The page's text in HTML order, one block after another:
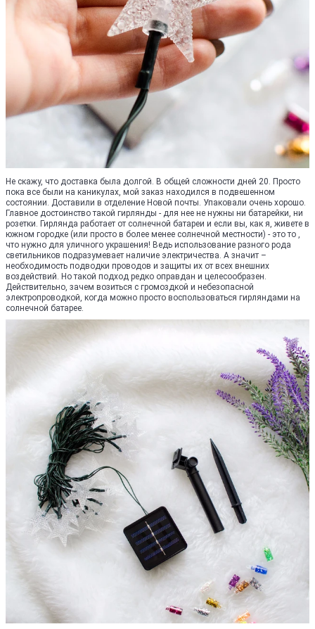
Не скажу, что доставка была долгой. В общей сложности дней 20. Просто
пока все были на каникулах, мой заказ находился в подвешенном
состоянии. Доставили в отделение Новой почты. Упаковали очень хорошо.
Главное достоинство такой гирлянды - для нее не нужны ни батарейки, ни
розетки. Гирлянда работает от солнечной батареи и если вы, как я, живете в
южном городке (или просто в более менее солнечной местности) - это то ,
что нужно для уличного украшения! Ведь использование разного рода
светильников подразумевает наличие электричества. А значит –
необходимость подводки проводов и защиты их от всех внешних
воздействий. Но такой подход редко оправдан и целесообразен.
Действительно, зачем возиться с громоздкой и небезопасной
электропроводкой, когда можно просто воспользоваться гирляндами на
солнечной батарее.